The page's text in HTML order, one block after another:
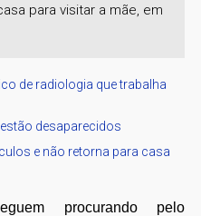
para visitar a mãe, em
de radiologia que trabalha
desaparecidos
e não retorna para casa
procurando pelo